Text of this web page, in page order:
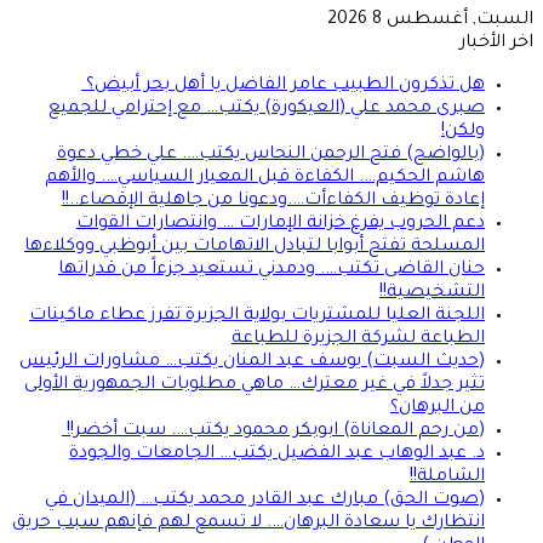
السبت, أغسطس 8 2026
اخر الأخبار
هل تذكرون الطبيب عامر الفاضل يا أهل بحر أبيض؟
صبرى محمد علي (العيكورة) يكتب… مع إحترامي للجميع
ولكن!
(بالواضح) فتح الرحمن النحاس يكتب…. علي خطي دعوة
هاشم الحكيم…. الكفاءة قبل المعيار السياسي…. والأهم
إعادة توظيف الكفاءأت….ودعونا من جاهلية الإقصاء..!!
دعم الحروب يفرغ خزانة الإمارات … وانتصارات القوات
المسلحة تفتح أبوابا لتبادل الاتهامات بين أبوظبي ووكلاءها
حنان القاضى تكتب…. ودمدني تستعيد جزءاً من قدراتها
التشخيصية!!
اللجنة العليا للمشتريات بولاية الجزيرة تفرز عطاء ماكينات
الطباعة لشركة الجزيرة للطباعة
(حديث السبت) يوسف عبد المنان يكتب… مشاورات الرئيس
تثير جدلاً في غير معترك… ماهي مطلوبات الجمهورية الأولى
من البرهان؟
(من رحم المعاناة) ابوبكر محمود يكتب…. سبت أخضر!!
د. عبد الوهاب عبد الفضيل يكتب… الجامعات والجودة
الشاملة!!
(صوت الحق) مبارك عبد القادر محمد يكتب… (الميدان في
انتظارك يا سعادة البرهان…. لا تسمع لهم فإنهم سبب حريق